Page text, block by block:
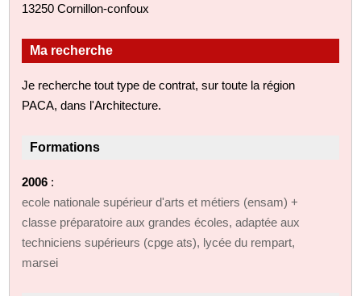
13250 Cornillon-confoux
Ma recherche
Je recherche tout type de contrat, sur toute la région
PACA, dans l'Architecture.
Formations
2006 :
ecole nationale supérieur d'arts et métiers (ensam) +
classe préparatoire aux grandes écoles, adaptée aux
techniciens supérieurs (cpge ats), lycée du rempart,
marsei